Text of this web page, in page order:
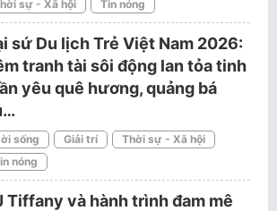
sự - Xã hội Tin nóng
sứ Du lịch Trẻ Việt Nam 2026:
tranh tài sôi động lan tỏa tinh
yêu quê hương, quảng bá
sống Giải trí
Thời sự - Xã hội
nóng
Tiffany và hành trình đam mê